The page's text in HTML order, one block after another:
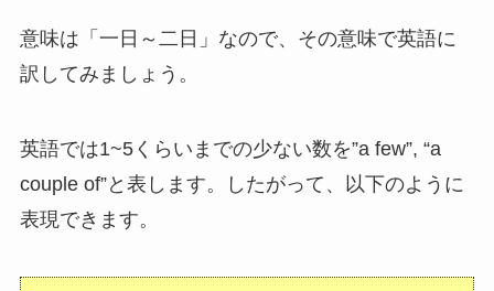
意味は「一日～二日」なので、その意味で英語に
訳してみましょう。
英語では1~5くらいまでの少ない数を”a few”, “a
couple of”と表します。したがって、以下のように
表現できます。